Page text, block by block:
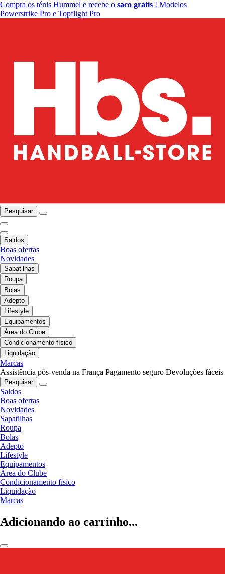
Compra os ténis Hummel e recebe o saco grátis ! Modelos
Powerstrike Pro e Topflight Pro
Pesquisar
Saldos
Boas ofertas
Novidades
Sapatilhas
Roupa
Bolas
Adepto
Lifestyle
Equipamentos
Área do Clube
Condicionamento físico
Liquidação
Marcas
Assistência pós-venda na França Pagamento seguro Devoluções fáceis
Pesquisar
Saldos
Boas ofertas
Novidades
Sapatilhas
Roupa
Bolas
Adepto
Lifestyle
Equipamentos
Área do Clube
Condicionamento físico
Liquidação
Marcas
Adicionando ao carrinho...